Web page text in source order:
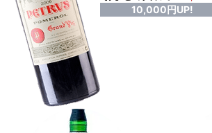
10,000円UP!